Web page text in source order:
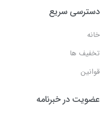
دسترسی سریع
خانه
تخفیف ها
قوانین
عضویت در خبرنامه